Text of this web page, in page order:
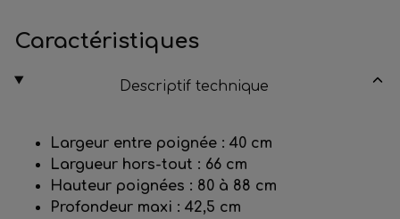
Caractéristiques
Descriptif technique
Largeur entre poignée : 40 cm
Largueur hors-tout : 66 cm
Hauteur poignées : 80 à 88 cm
Profondeur maxi : 42,5 cm